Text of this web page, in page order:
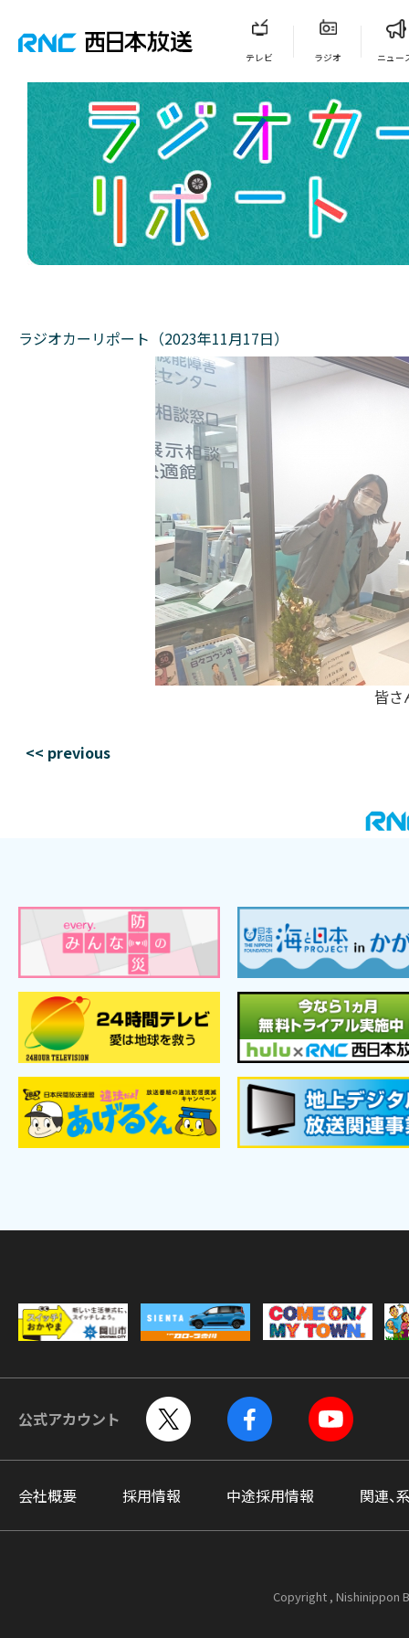
テレビ ラジオ ニュー
ラジオカーリポート（2023年11月17日）
皆さ
<< previous
公式アカウント
会社概要 採用情報 中途採用情報 関連、
Copyright , Nishinippon